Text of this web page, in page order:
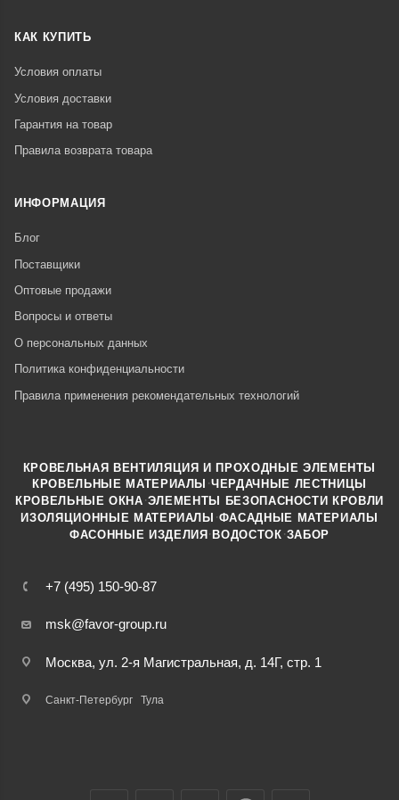
КАК КУПИТЬ
Условия оплаты
Условия доставки
Гарантия на товар
Правила возврата товара
ИНФОРМАЦИЯ
Блог
Поставщики
Оптовые продажи
Вопросы и ответы
О персональных данных
Политика конфиденциальности
Правила применения рекомендательных технологий
+7 (495) 150-90-87
msk@favor-group.ru
Москва, ул. 2-я Магистральная, д. 14Г, стр. 1
Санкт-Петербург Тула
КРОВЕЛЬНАЯ ВЕНТИЛЯЦИЯ И ПРОХОДНЫЕ ЭЛЕМЕНТЫ
КРОВЕЛЬНЫЕ МАТЕРИАЛЫ ·ЧЕРДАЧНЫЕ ЛЕСТНИЦЫ
КРОВЕЛЬНЫЕ ОКНА ·ЭЛЕМЕНТЫ БЕЗОПАСНОСТИ КРОВЛИ
ИЗОЛЯЦИОННЫЕ МАТЕРИАЛЫ ·ФАСАДНЫЕ МАТЕРИАЛЫ
ФАСОННЫЕ ИЗДЕЛИЯ·ВОДОСТОК ·ЗАБОР